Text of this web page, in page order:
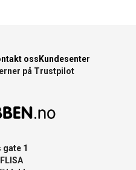
oss Kundesenter
på Trustpilot
gate 1